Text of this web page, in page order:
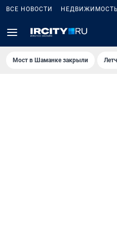
ВСЕ НОВОСТИ НЕДВИЖИМОСТЬ
Мост в Шаманке закрыли